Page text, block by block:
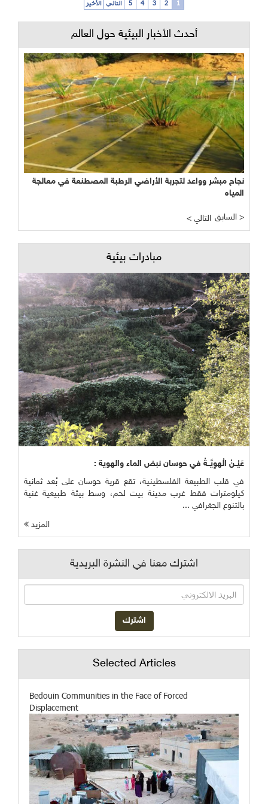
1
2
3
4
5 التالي الأخير
أحدث الأخبار البيئية حول العالم
نجاح مبشر وواعد لتجربة الأراضي الرطبة المصطنعة في معالجة
المياه
< التالي السابق >
مبادرات بيئية
عَيْــنُ الْهوِيَّــةُ في حوسان نبض الماء والهوية :
في قلب الطبيعة الفلسطينية، تقع قرية حوسان على بُعد ثمانية
كيلومترات فقط غرب مدينة بيت لحم، وسط بيئة طبيعية غنية
بالتنوع الجغرافي ...
المزيد
اشترك معنا في النشرة البريدية
Selected Articles
Bedouin Communities in the Face of Forced
Displacement